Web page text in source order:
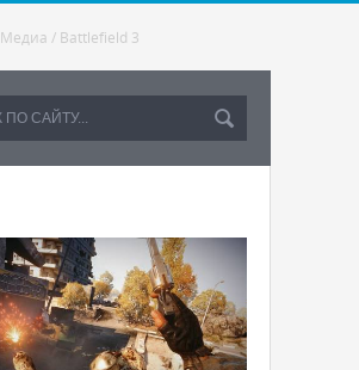
Медиа / Battlefield 3